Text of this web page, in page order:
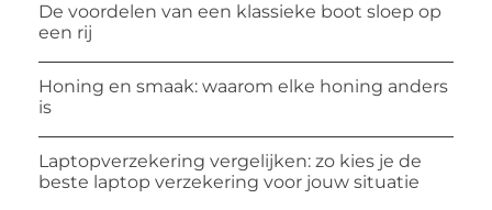
De voordelen van een klassieke boot sloep op
een rij
Honing en smaak: waarom elke honing anders
is
Laptopverzekering vergelijken: zo kies je de
beste laptop verzekering voor jouw situatie